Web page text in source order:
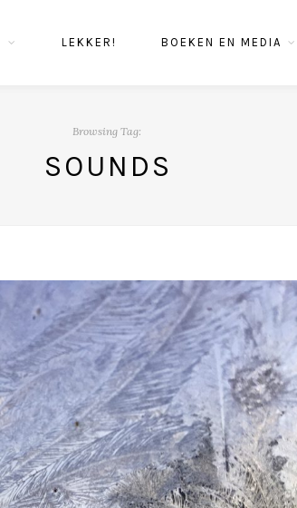
LEKKER! BOEKEN EN MEDIA
Browsing Tag:
SOUNDS